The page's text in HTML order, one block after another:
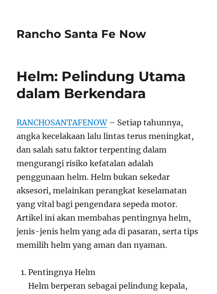
Rancho Santa Fe Now
Helm: Pelindung Utama
dalam Berkendara
RANCHOSANTAFENOW– Setiap tahunnya,
angka kecelakaan lalu lintas terus meningkat,
dan salah satu faktor terpenting dalam
mengurangi risiko kefatalan adalah
penggunaan helm. Helm bukan sekedar
aksesori, melainkan perangkat keselamatan
yang vital bagi pengendara sepeda motor.
Artikel ini akan membahas pentingnya helm,
jenis-jenis helm yang ada di pasaran, serta tips
memilih helm yang aman dan nyaman.
Pentingnya Helm
Helm berperan sebagai pelindung kepala,